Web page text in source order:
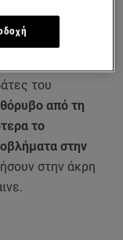
τιμόνι του
ενώ βρισκόταν
του
από τη
το
στην
στην άκρη